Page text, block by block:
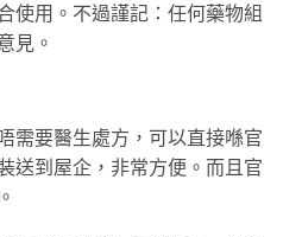
使用。不過謹記：任何藥物組
見。
需要醫生處方，可以直接喺官
送到屋企，非常方便。而且官